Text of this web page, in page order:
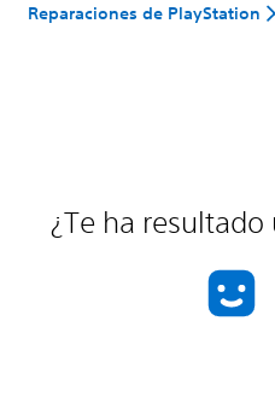
Reparaciones de PlayStation
¿Te ha